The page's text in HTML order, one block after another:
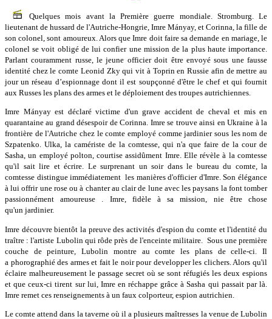
Quelques mois avant la Première guerre mondiale. Stromburg. Le
lieutenant de hussard de l'Autriche-Hongrie, Imre Mányay, et Corinna, la fille de
son colonel, sont amoureux. Alors que Imre doit faire sa demande en mariage, le
colonel se voit obligé de lui confier une mission de la plus haute importance.
Parlant couramment russe, le jeune officier doit être envoyé sous une fausse
identité chez le comte Leonid Zky qui vit à Toprin en Russie afin de mettre au
jour un réseau d’espionnage dont il est soupçonné d'être le chef et qui fournit
aux Russes les plans des armes et le déploiement des troupes autrichiennes.
Imre Mányay est déclaré victime d'un grave accident de cheval et mis en
quarantaine au grand désespoir de Corinna. Imre se trouve ainsi en Ukraine à la
frontière de l'Autriche chez le comte employé comme jardinier sous les nom de
Szpatenko. Ulka, la camériste de la comtesse, qui n'a que faire de la cour de
Sasha, un employé polton, courtise assidûment Imre. Elle révèle à la comtesse
qu'il sait lire et écrire. Le surprenant un soir dans le bureau du comte, la
comtesse distingue immédiatement les manières d'officier d'Imre. Son élégance
à lui offrir une rose ou à chanter au clair de lune avec les paysans la font tomber
passionnément amoureuse . Imre, fidèle à sa mission, nie être chose
qu'un jardinier.
Imre découvre bientôt la preuve des activités d'espion du comte et l'identité du
traître : l'artiste Lubolin qui rôde près de l'enceinte militaire. Sous une première
couche de peinture, Lubolin montre au comte les plans de celle-ci. Il
a phorographié des armes et fait le noir pour developper les clichers. Alors qu'il
éclaire malheureusement le passage secret où se sont réfugiés les deux espions
et que ceux-ci tirent sur lui, Imre en réchappe grâce à Sasha qui passait par là.
Imre remet ces renseignements à un faux colporteur, espion autrichien.
Le comte attend dans la taverne où il a plusieurs maîtresses la venue de Lubolin